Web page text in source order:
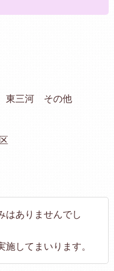
東三河 その他
はありませんでし
してまいります。